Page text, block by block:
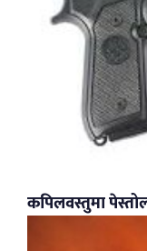
कपिलवस्तुमा